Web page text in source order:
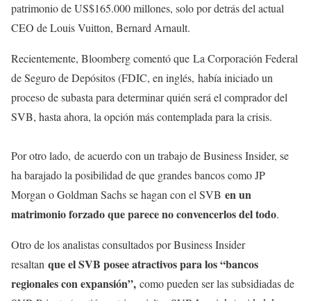
patrimonio de US$165.000 millones, solo por detrás del actual
CEO de Louis Vuitton, Bernard Arnault.
Recientemente, Bloomberg comentó que La Corporación Federal
de Seguro de Depósitos (FDIC, en inglés, había iniciado un
proceso de subasta para determinar quién será el comprador del
SVB, hasta ahora, la opción más contemplada para la crisis.
Por otro lado, de acuerdo con un trabajo de Business Insider, se
ha barajado la posibilidad de que grandes bancos como JP
Morgan o Goldman Sachs se hagan con el SVB en un
matrimonio forzado que parece no convencerlos del todo.
Otro de los analistas consultados por Business Insider
resaltan que el SVB posee atractivos para los “bancos
regionales con expansión”, como pueden ser las subsidiadas de